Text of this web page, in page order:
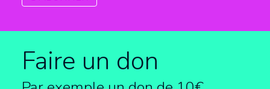
Faire un don